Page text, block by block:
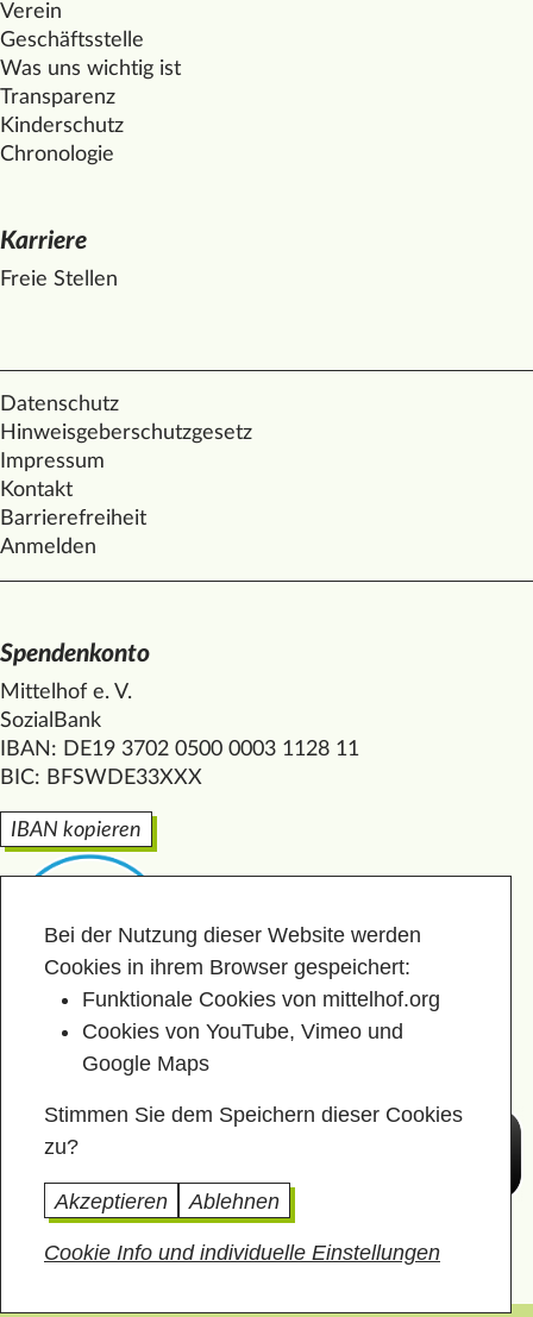
Verein
Geschäftsstelle
Was uns wichtig ist
Transparenz
Kinderschutz
Chronologie
Karriere
Freie Stellen
Datenschutz
Hinweisgeberschutzgesetz
Impressum
Kontakt
Barrierefreiheit
Anmelden
Spendenkonto
Mittelhof e. V.
SozialBank
IBAN: DE19 3702 0500 0003 1128 11
BIC: BFSWDE33XXX
IBAN kopieren
Bei der Nutzung dieser Website werden
Cookies in ihrem Browser gespeichert:
Funktionale Cookies von mittelhof.org
Cookies von YouTube, Vimeo und
Google Maps
Stimmen Sie dem Speichern dieser Cookies
zu?
Akzeptieren Ablehnen
Cookie Info und individuelle Einstellungen